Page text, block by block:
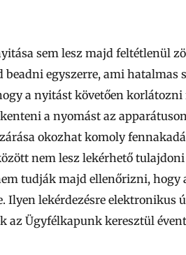
sem lesz majd feltétlenül
egyszerre, ami hatalmas
a nyitást követően korlátozni
a nyomást az
okozhat komoly
nem lesz lekérhető
tudják majd ellenőrizni,
Ilyen lekérdezésre
az Ügyfélkapunk keresztül